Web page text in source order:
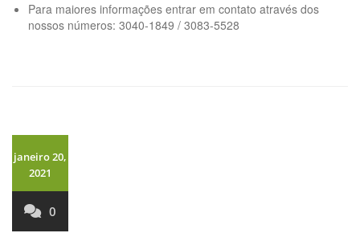
Para maiores informações entrar em contato através dos
nossos números: 3040-1849 / 3083-5528
janeiro 20,
2021
0